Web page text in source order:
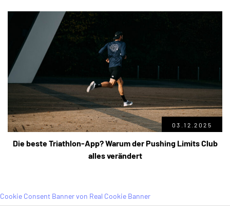
03.12.2025
Die beste Triathlon-App? Warum der Pushing Limits Club
alles verändert
Cookie Consent Banner von Real Cookie Banner